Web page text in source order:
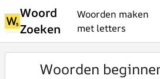
Woord
Zoeken
Woorden maken
met letters
Woorden